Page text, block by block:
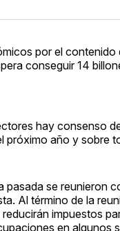
por el
conseguir 14
hay consenso
próximo año y sobre
se reunieron
Al término de la
impuestos
en algunos